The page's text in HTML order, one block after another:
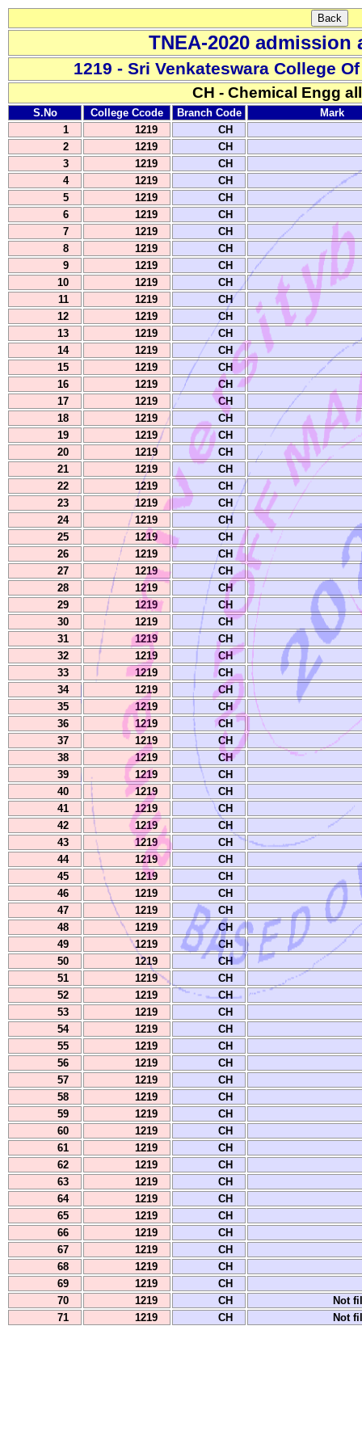
TNEA-2020
1219 - Sri Venkateswara College
CH - Chemical Engg
S.No College Ccode Branch Code
Mark
1
1219
CH
2
1219
CH
3
1219
CH
4
1219
CH
5
1219
CH
6
1219
CH
7
1219
CH
8
1219
CH
9
1219
CH
10
1219
CH
11
1219
CH
12
1219
CH
13
1219
CH
14
1219
CH
15
1219
CH
16
1219
CH
17
1219
CH
18
1219
CH
19
1219
CH
20
1219
CH
21
1219
CH
22
1219
CH
23
1219
CH
24
1219
CH
25
1219
CH
26
1219
CH
27
1219
CH
28
1219
CH
29
1219
CH
30
1219
CH
31
1219
CH
32
1219
CH
33
1219
CH
34
1219
CH
35
1219
CH
36
1219
CH
37
1219
CH
38
1219
CH
39
1219
CH
40
1219
CH
41
1219
CH
42
1219
CH
43
1219
CH
44
1219
CH
45
1219
CH
46
1219
CH
47
1219
CH
48
1219
CH
49
1219
CH
50
1219
CH
51
1219
CH
52
1219
CH
53
1219
CH
54
1219
CH
55
1219
CH
56
1219
CH
57
1219
CH
58
1219
CH
59
1219
CH
60
1219
CH
61
1219
CH
62
1219
CH
63
1219
CH
64
1219
CH
65
1219
CH
66
1219
CH
67
1219
CH
68
1219
CH
69
1219
CH
70
1219 CH
Not
71
1219 CH Not